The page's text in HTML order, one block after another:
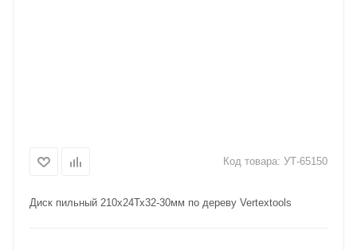
Код товара: УТ-65150
Диск пильный 210х24Тх32-30мм по дереву Vertextools